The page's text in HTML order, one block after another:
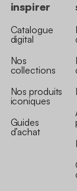
inspirer
Catalogue
digital
Nos
collections
Nos produits
iconiques
Guides
d’achat